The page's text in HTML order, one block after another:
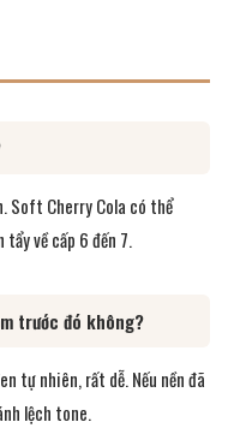
Soft Cherry Cola có thể
về cấp 6 đến 7.
trước đó không?
tự nhiên, rất dễ. Nếu nền đã
lệch tone.